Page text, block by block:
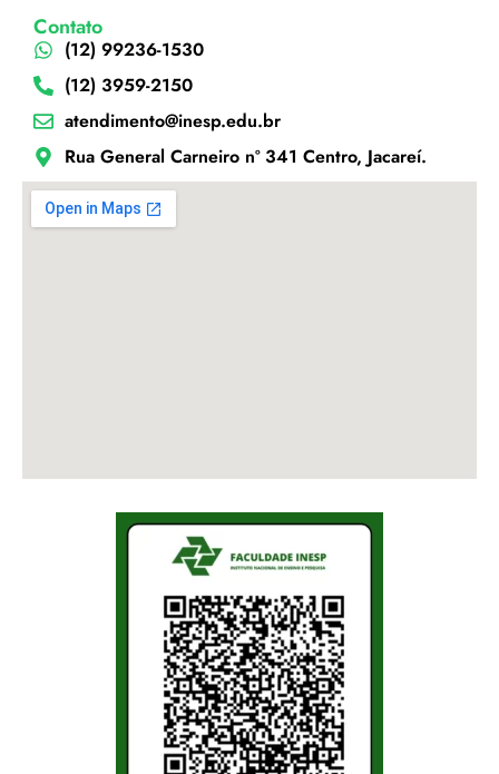
Contato
(12) 99236-1530
(12) 3959-2150
atendimento@inesp.edu.br
Rua General Carneiro nº 341 Centro, Jacareí.